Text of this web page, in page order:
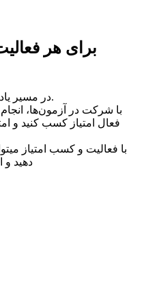
برای هر
در مسیر یادگیری باانگیزه بمانید و پاداش بگیرید.
با شرکت در آزمون‌ها،
فعال امتیاز کسب کنید و
با فعالیت و کسب امتیاز
دهید و